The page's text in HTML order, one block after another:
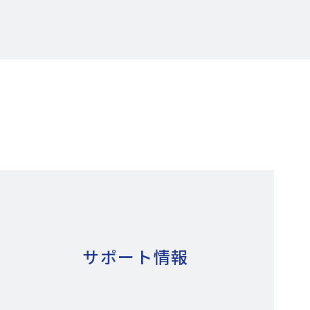
サポート情報